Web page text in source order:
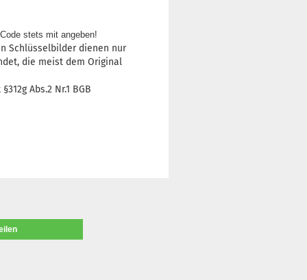
stets mit angeben!
Schlüsselbilder dienen nur
die meist dem Original
Abs.2 Nr.1 BGB